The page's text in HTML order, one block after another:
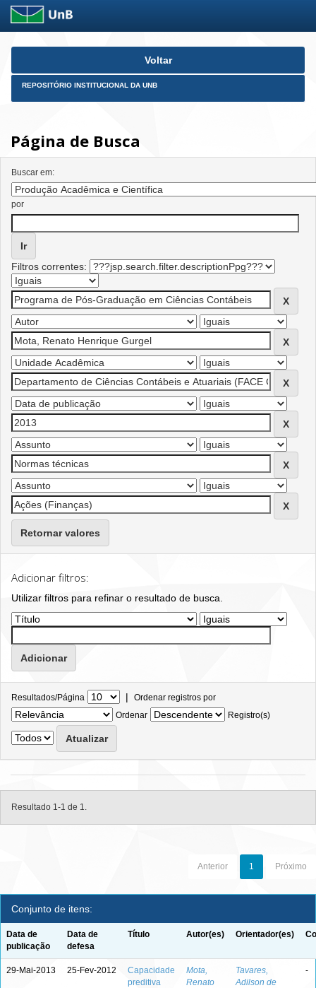
Skip
Voltar
REPOSITÓRIO INSTITUCIONAL DA UNB
Página de Busca
Buscar em:
por
Filtros correntes:
Retornar valores
Adicionar filtros:
Utilizar filtros para refinar o resultado de busca.
Resultados/Página | Ordenar registros por
Ordenar
Registro(s)
Resultado 1-1 de 1.
Anterior 1 Próximo
Conjunto de itens:
Data de
publicação
Data de
defesa
Título Autor(es) Orientador(es)
29-Mai-2013 25-Fev-2012
Capacidade
preditiva
Mota,
Renato
Tavares,
Adilson de
-